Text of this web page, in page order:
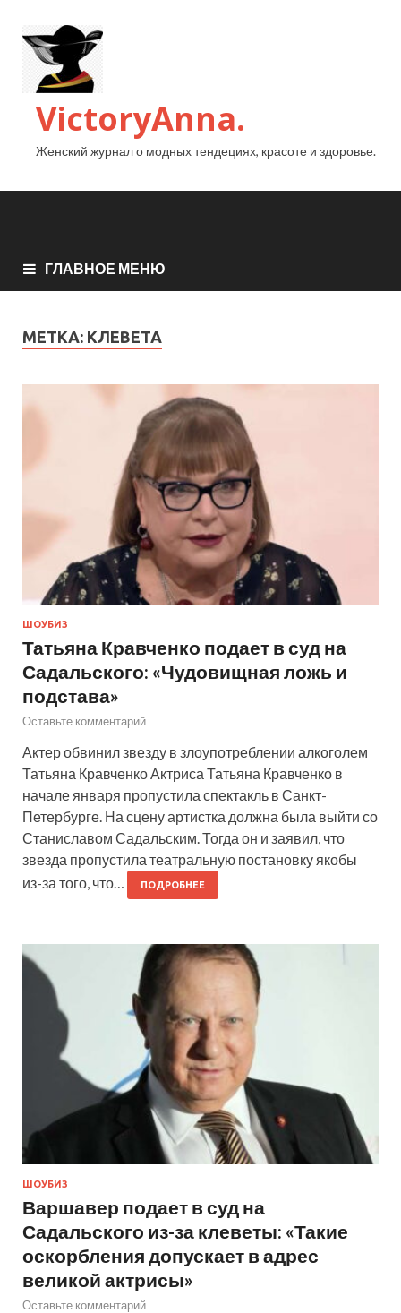
VictoryAnna.
Женский журнал о модных тендециях, красоте и здоровье.
ГЛАВНОЕ МЕНЮ
МЕТКА: КЛЕВЕТА
ШОУБИЗ
Татьяна Кравченко подает в суд на
Садальского: «Чудовищная ложь и
подстава»
Оставьте комментарий
Актер обвинил звезду в злоупотреблении алкоголем
Татьяна Кравченко Актриса Татьяна Кравченко в
начале января пропустила спектакль в Санкт-
Петербурге. На сцену артистка должна была выйти со
Станиславом Садальским. Тогда он и заявил, что
звезда пропустила театральную постановку якобы
из-за того, что…
ПОДРОБНЕЕ
ШОУБИЗ
Варшавер подает в суд на
Садальского из-за клеветы: «Такие
оскорбления допускает в адрес
великой актрисы»
Оставьте комментарий